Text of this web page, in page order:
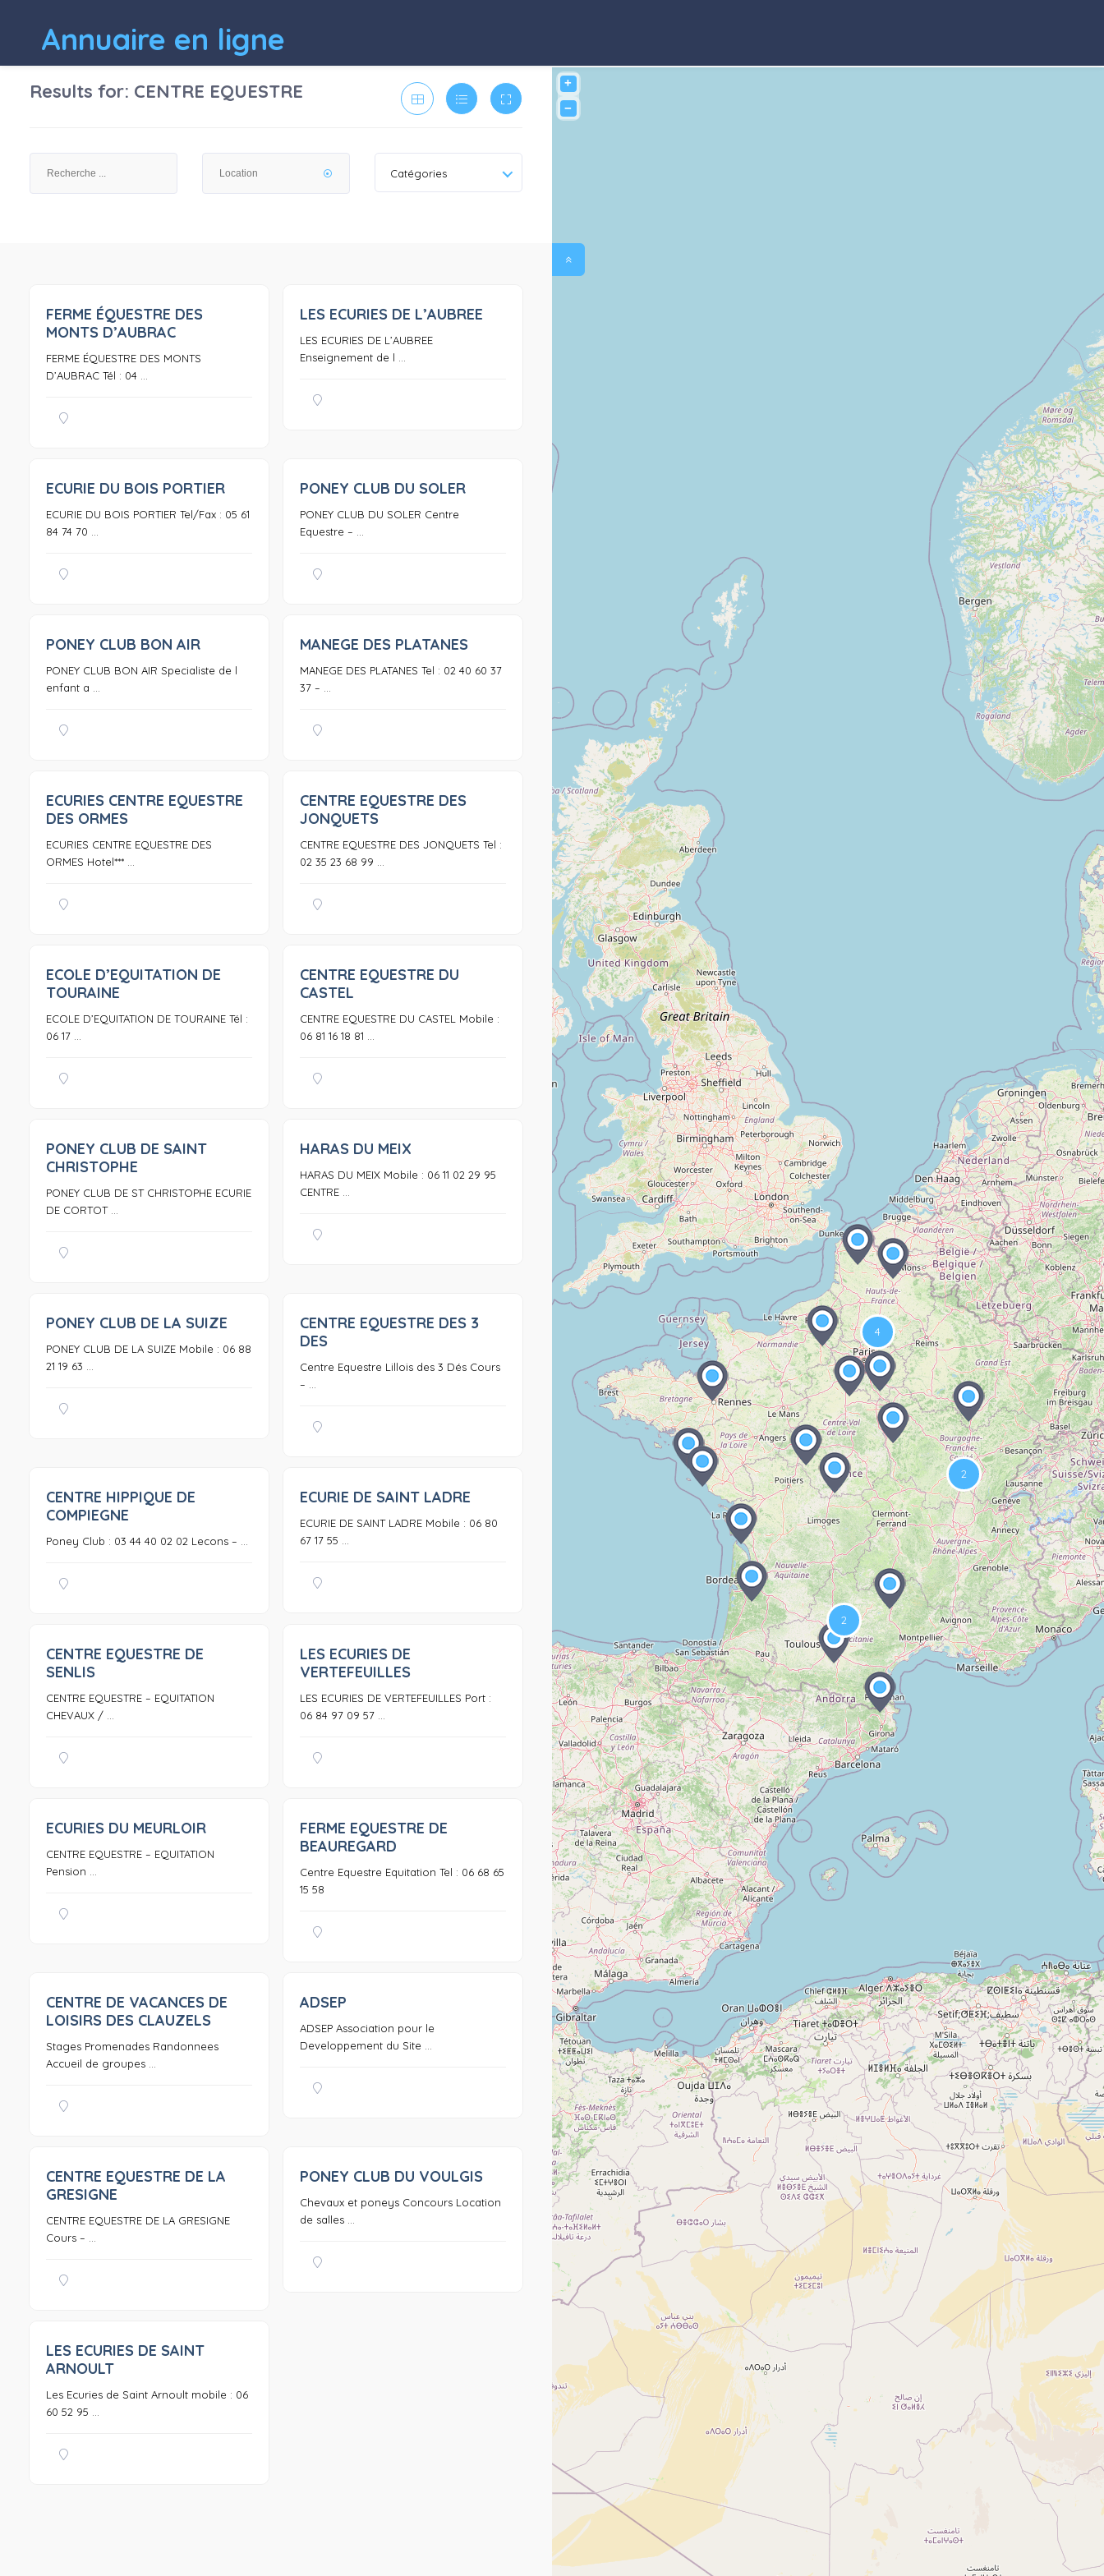
Annuaire en ligne
+
−
Results for: CENTRE EQUESTRE
Catégories
FERME ÉQUESTRE DES
MONTS D’AUBRAC
FERME ÉQUESTRE DES MONTS
D’AUBRAC Tél : 04 ...
0
LES ECURIES DE L’AUBREE
LES ECURIES DE L’AUBREE
Enseignement de l ...
0
ECURIE DU BOIS PORTIER
ECURIE DU BOIS PORTIER Tel/Fax : 05 61
84 74 70 ...
PONEY CLUB DU SOLER
PONEY CLUB DU SOLER Centre
Equestre – ...
PONEY CLUB BON AIR
PONEY CLUB BON AIR Specialiste de l
enfant a ...
MANEGE DES PLATANES
MANEGE DES PLATANES Tel : 02 40 60 37
37 – ...
0
ECURIES CENTRE EQUESTRE
DES ORMES
ECURIES CENTRE EQUESTRE DES
ORMES Hotel*** ...
CENTRE EQUESTRE DES
JONQUETS
CENTRE EQUESTRE DES JONQUETS Tel :
02 35 23 68 99 ...
0
ECOLE D’EQUITATION DE
TOURAINE
ECOLE D’EQUITATION DE TOURAINE Tél :
06 17 ...
CENTRE EQUESTRE DU
CASTEL
CENTRE EQUESTRE DU CASTEL Mobile :
06 81 16 18 81 ...
PONEY CLUB DE SAINT
CHRISTOPHE
PONEY CLUB DE ST CHRISTOPHE ECURIE
DE CORTOT ...
HARAS DU MEIX
HARAS DU MEIX Mobile : 06 11 02 29 95
CENTRE ...
0
PONEY CLUB DE LA SUIZE
PONEY CLUB DE LA SUIZE Mobile : 06 88
21 19 63 ...
0
CENTRE EQUESTRE DES 3
DES
Centre Equestre Lillois des 3 Dés Cours
– ...
CENTRE HIPPIQUE DE
COMPIEGNE
Poney Club : 03 44 40 02 02 Lecons – ...
ECURIE DE SAINT LADRE
ECURIE DE SAINT LADRE Mobile : 06 80
67 17 55 ...
CENTRE EQUESTRE DE
SENLIS
CENTRE EQUESTRE – EQUITATION
CHEVAUX / ...
LES ECURIES DE
VERTEFEUILLES
LES ECURIES DE VERTEFEUILLES Port :
06 84 97 09 57 ...
ECURIES DU MEURLOIR
CENTRE EQUESTRE – EQUITATION
Pension ...
FERME EQUESTRE DE
BEAUREGARD
Centre Equestre Equitation Tel : 06 68 65
15 58
0
CENTRE DE VACANCES DE
LOISIRS DES CLAUZELS
Stages Promenades Randonnees
Accueil de groupes ...
ADSEP
ADSEP Association pour le
Developpement du Site ...
0
CENTRE EQUESTRE DE LA
GRESIGNE
CENTRE EQUESTRE DE LA GRESIGNE
Cours – ...
0
PONEY CLUB DU VOULGIS
Chevaux et poneys Concours Location
de salles ...
LES ECURIES DE SAINT
ARNOULT
Les Ecuries de Saint Arnoult mobile : 06
60 52 95 ...